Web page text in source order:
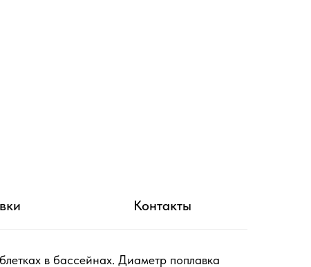
Контакты
в бассейнах. Диаметр поплавка